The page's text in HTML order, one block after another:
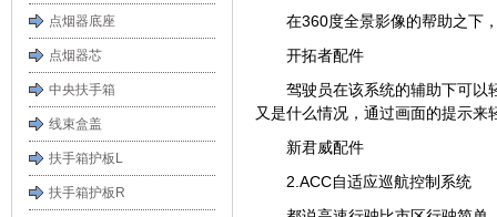
点烟器底座
点烟器芯
中央扶手箱
线束盒盖
扶手箱护板L
扶手箱护板R
在360度全景影像的帮助之下
开拓者配件
驾驶员在该系统的辅助下可以
又是什么情况，通过画面的提示
新君威配件
2.ACC自适应巡航控制系统